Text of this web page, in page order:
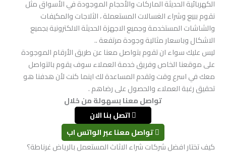
الكهربائية الحديثة الماركات والأحجام الموجودة في الأسواق مثل
نقوم ببيع وشراء الغسالات المستعملة ، الثلاجات والمكيفات
والشاشات المستخدمة وجميع الاجهزة الحديثة الالكترونية بجميع
الاشكال وباسعار مثالية وجودة مرتفعة ..
ليس عليك سواء ان تقوم بتواصل معنا عن طريق الأرقام الموجودة
على موقعنا الخاص وفريق خدمة العملاء سوف يقوم بالتواصل
معك في اسرع وقت وتقدم المساعدة لك اينما كنت لأن هدفنا هو
تحقيق رغبة العملاء والحصول على رضاهم .
تواصل معنا بسهولة من خلال
اتصل بنا الان
تواصل معنا عبر الواتس اب
كيف تختار افضل شركات شراء الاثاث المستعمل بالرياض غرناطة؟